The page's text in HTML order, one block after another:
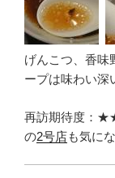
げんこつ、香味
ープは味わい深
再訪期待度：
の2号店も気に